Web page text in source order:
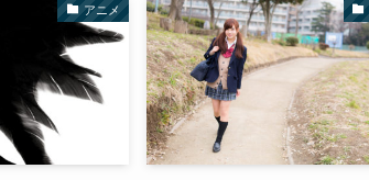
アニメ